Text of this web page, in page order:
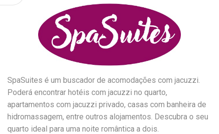
SpaSuites é um buscador de acomodações com jacuzzi.
Poderá encontrar hotéis com jacuzzi no quarto,
apartamentos com jacuzzi privado, casas com banheira de
hidromassagem, entre outros alojamentos. Descubra o seu
quarto ideal para uma noite romântica a dois.